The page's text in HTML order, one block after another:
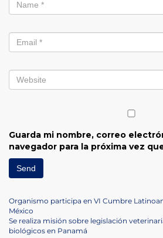
Guarda mi nombre, correo
navegador para la próxima vez
Navegación
de
Previous
Post
Organismo participa en VI Cumbre
México
Next
Post
Se realiza misión sobre legislación
biológicos en Panamá